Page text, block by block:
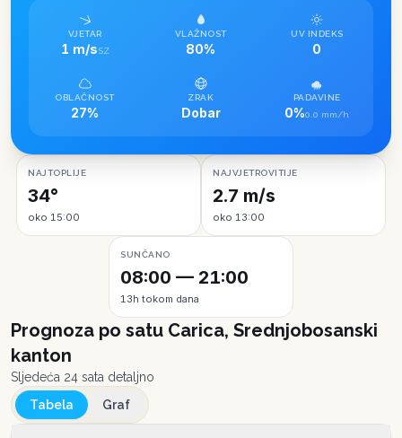
VJETAR
1 m/sSZ
VLAŽNOST
80%
UV INDEKS
0
OBLAČNOST
27%
ZRAK
Dobar
PADAVINE
0%0.0 mm/h
NAJTOPLIJE
34°
oko 15:00
NAJVJETROVITIJE
2.7 m/s
oko 13:00
SUNČANO
08:00 — 21:00
13h tokom dana
Prognoza po satu Carica, Srednjobosanski
kanton
Sljedeća 24 sata detaljno
Tabela
Graf